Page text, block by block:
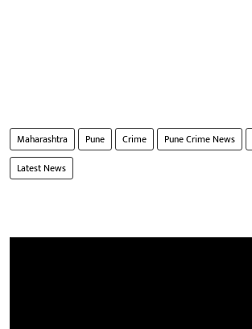
Maharashtra Pune Crime Pune Crime News
Latest News